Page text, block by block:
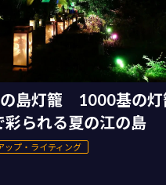
の島灯籠 1000基の灯
彩られる夏の江の島
ップ・ライティング